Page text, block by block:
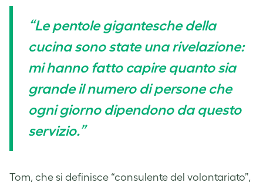
“Le pentole gigantesche della
cucina sono state una rivelazione:
mi hanno fatto capire quanto sia
grande il numero di persone che
ogni giorno dipendono da questo
servizio.”
Tom, che si definisce “consulente del volontariato”,